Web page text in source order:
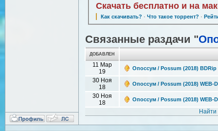
Скачать бесплатно и на
Как скачивать? · Что такое торрент? ·
Связанные раздачи "
ДОБАВЛЕН
11 Мар
19
Опоссум / Possum (2018) BDRip
30 Ноя
18
Опоссум / Possum (2018) WEB-
30 Ноя
18
Опоссум / Possum (2018) WEB-
Найти